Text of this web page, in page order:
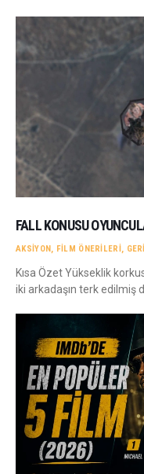
FALL KONUSU
AKSIYON , FILM ÖNERILERI,
Kısa Özet Yükseklik
iki arkadaşın terk edilmiş